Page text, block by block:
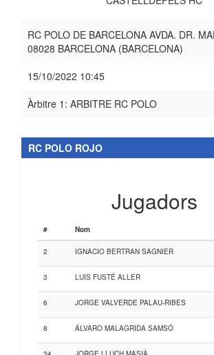
RC POLO DE BARCELONA AVDA. DR.
08028 BARCELONA (BARCELONA)
15/10/2022 10:45
Àrbitre 1: ARBITRE RC POLO
RC POLO ROJO
Jugadors
# Nom
2 IGNACIO BERTRAN SAGNIER
3 LUIS FUSTÉ ALLER
6 JORGE VALVERDE PALAU-RIBES
8 ÁLVARO MALAGRIDA SAMSÓ